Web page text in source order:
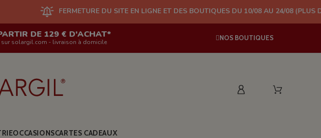
FERMETURE DU SITE EN LIGNE ET DES BOUTIQUES DU 10/08 AU 24/08 (PLUS
DE 129 € D'ACHAT*
solargil.com - livraison à domicile
NOS BOUTIQUES
OCCASIONSCARTES CADEAUX